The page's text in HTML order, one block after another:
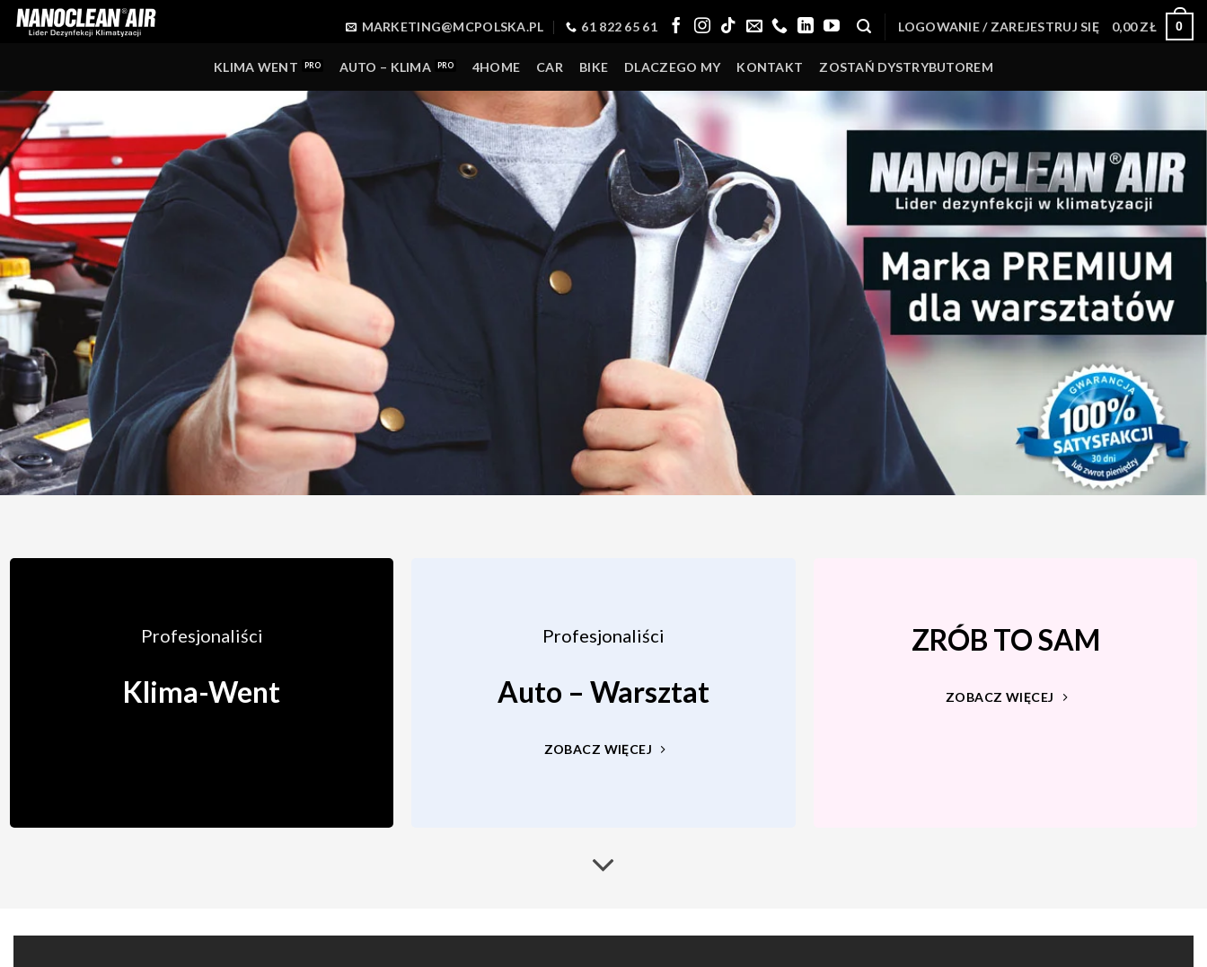
Skip
MARKETING@MCPOLSKA.PL 61 822 65 61 LOGOWANIE / ZAREJESTRUJ SIĘ 0,00ZŁ 0
KLIMA WENT AUTO – KLIMA 4HOME CAR BIKE DLACZEGO MY KONTAKT ZOSTAŃ DYSTRYBUTOREM
Profesjonaliści
Klima-Went
Profesjonaliści
Auto – Warsztat
ZOBACZ WIĘCEJ
ZRÓB TO SAM
ZOBACZ WIĘCEJ